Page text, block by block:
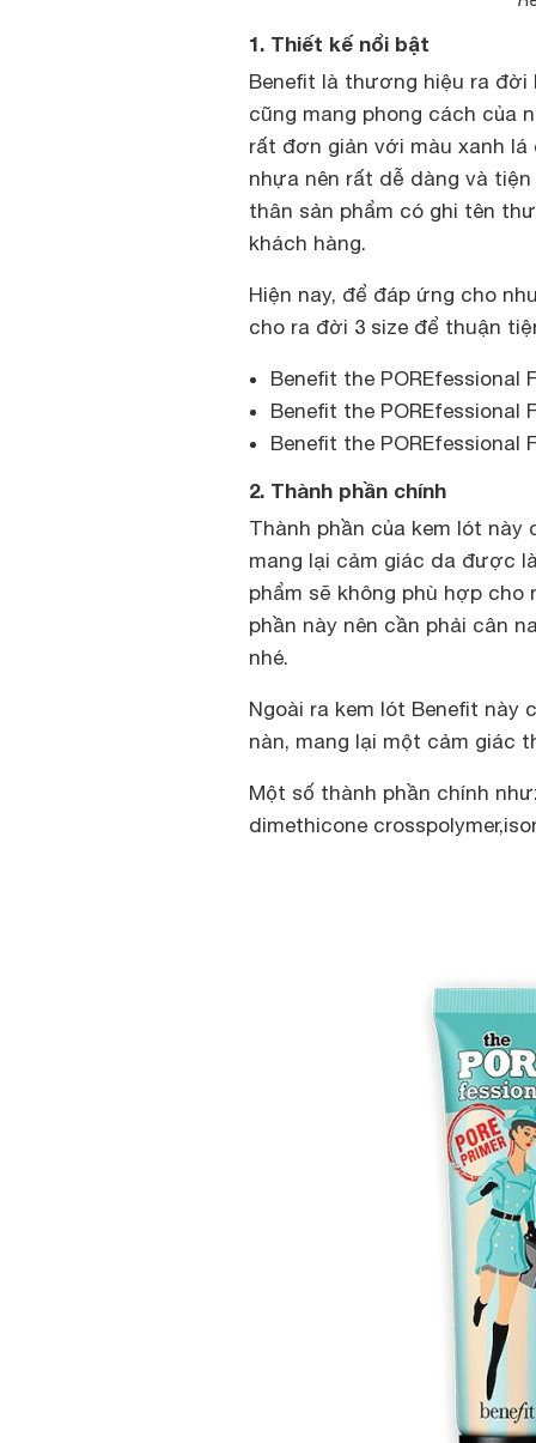
1. Thiết kế nổi bật
Benefit là thương hiệu ra
cũng mang phong cách của
rất đơn giản với màu xanh
nhựa nên rất dễ dàng và
thân sản phẩm có ghi tên
khách hàng.
Hiện nay, để đáp ứng cho
cho ra đời 3 size để thuận
Benefit the POREfessional
Benefit the POREfessional
Benefit the POREfessional
2. Thành phần chính
Thành phần của kem lót
mang lại cảm giác da được
phẩm sẽ không phù hợp
phần này nên cần phải cân
nhé.
Ngoài ra kem lót Benefit này
nàn, mang lại một cảm giác
Một số thành phần chính
dimethicone